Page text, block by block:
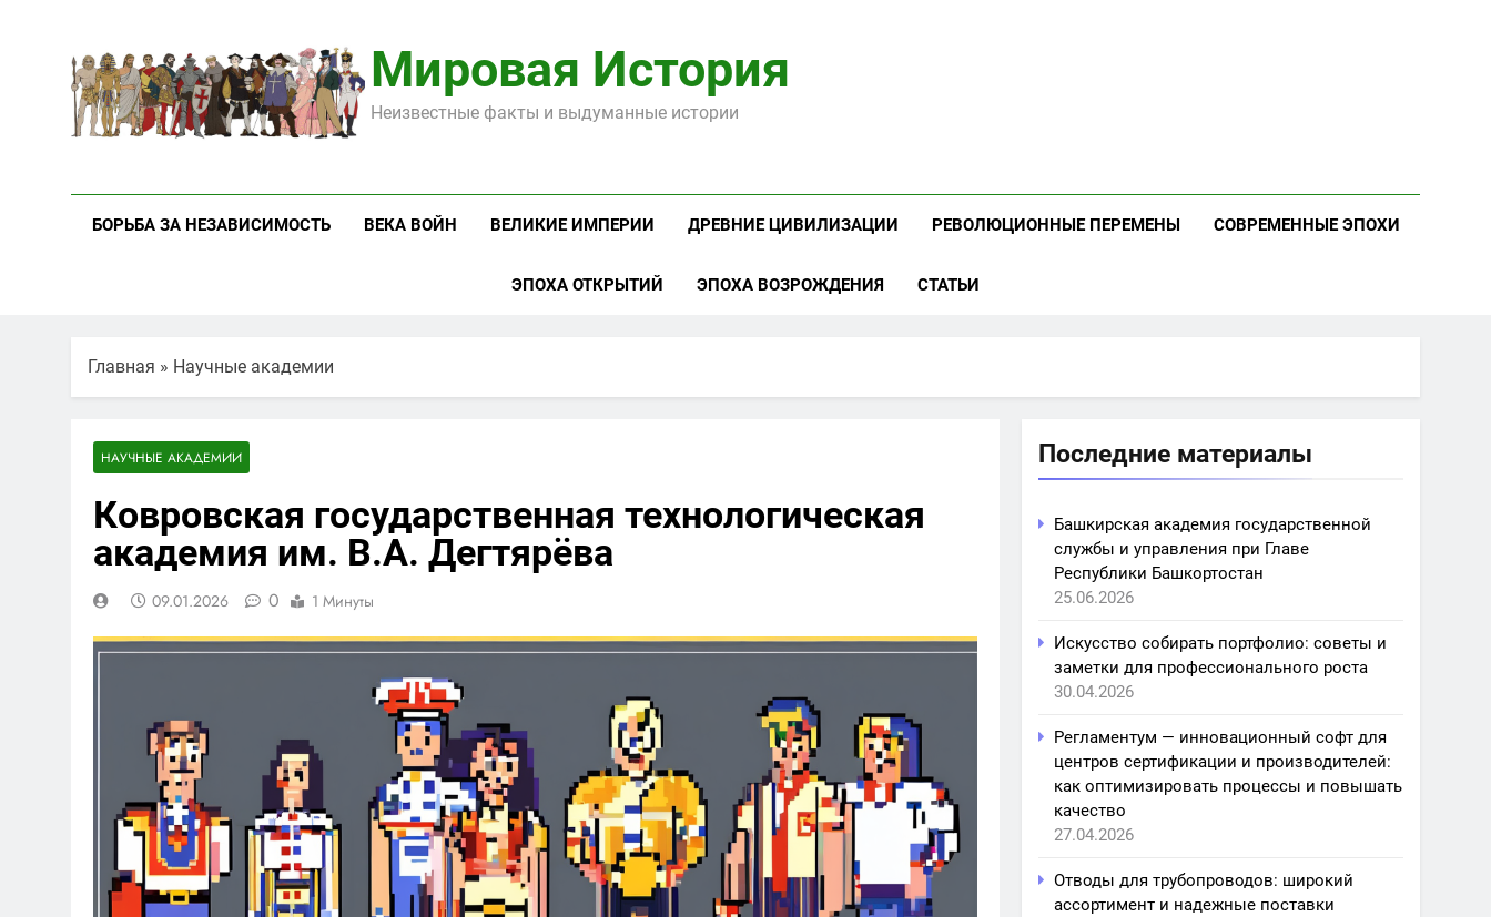
содержимому
Мировая История
Неизвестные факты и выдуманные истории
БОРЬБА ЗА НЕЗАВИСИМОСТЬ ВЕКА ВОЙН ВЕЛИКИЕ ИМПЕРИИ ДРЕВНИЕ ЦИВИЛИЗАЦИИ РЕВОЛЮЦИОННЫЕ ПЕРЕМЕНЫ СОВРЕМЕННЫЕ ЭПОХИ
ЭПОХА ОТКРЫТИЙ ЭПОХА ВОЗРОЖДЕНИЯ СТАТЬИ
Главная » Научные академии
НАУЧНЫЕ АКАДЕМИИ
Ковровская государственная технологическая
академия им. В.А. Дегтярёва
09.01.2026 0 1 Минуты
Последние материалы
Башкирская академия государственной
службы и управления при Главе
Республики Башкортостан
25.06.2026
Искусство собирать портфолио: советы и
заметки для профессионального роста
30.04.2026
Регламентум — инновационный софт для
центров сертификации и производителей:
как оптимизировать процессы и повышать
качество
27.04.2026
Отводы для трубопроводов: широкий
ассортимент и надежные поставки